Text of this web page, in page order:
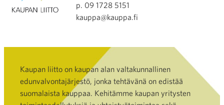
p. 09 1728 5151
kauppa@kauppa.fi
Kaupan liitto on kaupan alan valtakunnallinen
edunvalvontajärjestö, jonka tehtävänä on edistää
suomalaista kauppaa. Kehitämme kaupan yritysten